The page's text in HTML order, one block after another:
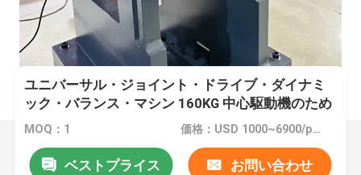
ユニバーサル・ジョイント・ドライブ・ダイナミ
ック・バランス・マシン 160KG 中心駆動機のため
の作業部品の最大質量
MOQ：1 価格：USD 1000~6900/per set
ベストプライス お問い合わせ